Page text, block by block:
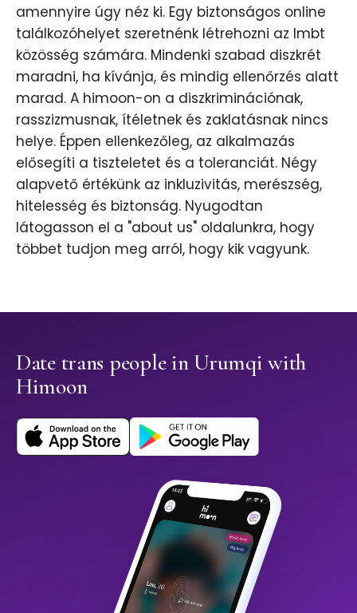
amennyire úgy néz ki. Egy biztonságos online
találkozóhelyet szeretnénk létrehozni az lmbt
közösség számára. Mindenki szabad diszkrét
maradni, ha kívánja, és mindig ellenőrzés alatt
marad. A himoon-on a diszkriminációnak,
rasszizmusnak, ítéletnek és zaklatásnak nincs
helye. Éppen ellenkezőleg, az alkalmazás
elősegíti a tiszteletet és a toleranciát. Négy
alapvető értékünk az inkluzivitás, merészség,
hitelesség és biztonság. Nyugodtan
látogasson el a "about us" oldalunkra, hogy
többet tudjon meg arról, hogy kik vagyunk.
Date trans people in Urumqi with
Himoon